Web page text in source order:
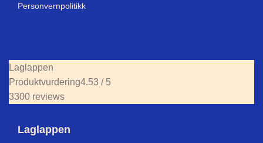
Personvernpolitikk
Laglappen
Produktvurdering4.53 / 5
3300 reviews
Laglappen